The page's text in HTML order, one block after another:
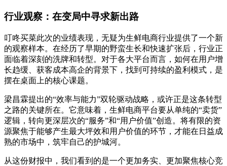
行业观察：在变局中寻求新出路
叮咚买菜此次的业绩表现，无疑为生鲜电商行业提供了一个新
的观察样本。在经历了早期的野蛮生长和快速扩张后，行业正
面临着深刻的洗牌和转型。对于各大平台而言，如何在用户增
长趋缓、获客成本高企的背景下，找到可持续的盈利模式，是
摆在桌面上的核心课题。
梁昌霖提出的“效率与能力”双轮驱动战略，或许正是这条转型
之路的关键所在。它意味着，生鲜电商平台要从单纯的“卖货”
逻辑，转向更深层次的“服务”和“用户价值”创造。将有限的资
源聚焦于能够产生最大坪效和用户价值的环节，才能在日益成
熟的市场中，筑牢自己的护城河。
从这份财报中，我们看到的是一个更加务实、更加聚焦核心竞